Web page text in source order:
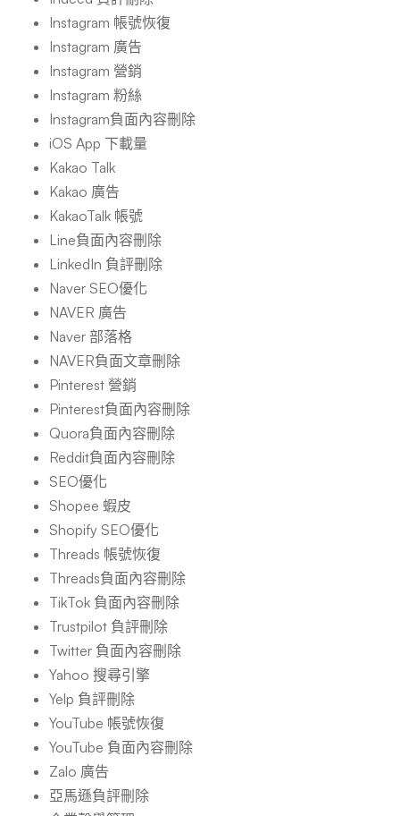
Instagram 帳號恢復
Instagram 廣告
Instagram 營銷
Instagram 粉絲
Instagram負面內容刪除
iOS App 下載量
Kakao Talk
Kakao 廣告
KakaoTalk 帳號
Line負面內容刪除
LinkedIn 負評刪除
Naver SEO優化
NAVER 廣告
Naver 部落格
NAVER負面文章刪除
Pinterest 營銷
Pinterest負面內容刪除
Quora負面內容刪除
Reddit負面內容刪除
SEO優化
Shopee 蝦皮
Shopify SEO優化
Threads 帳號恢復
Threads負面內容刪除
TikTok 負面內容刪除
Trustpilot 負評刪除
Twitter 負面內容刪除
Yahoo 搜尋引擎
Yelp 負評刪除
YouTube 帳號恢復
YouTube 負面內容刪除
Zalo 廣告
亞馬遜負評刪除